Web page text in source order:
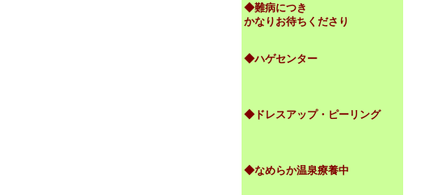
◆難病につき
かなりお待ちくださり
◆ハゲセンター
◆ドレスアップ・ピーリング
◆なめらか温泉療養中